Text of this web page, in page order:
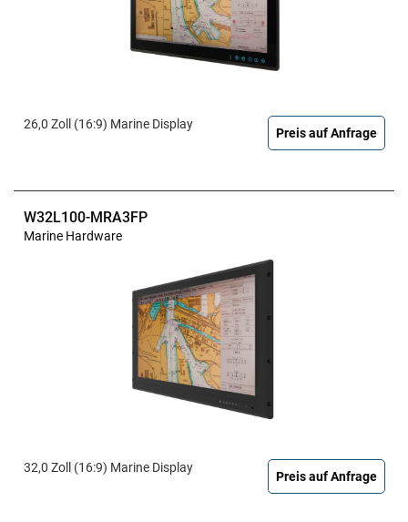
26,0 Zoll (16:9) Marine Display
Preis auf Anfrage
W32L100-MRA3FP
Marine Hardware
32,0 Zoll (16:9) Marine Display
Preis auf Anfrage